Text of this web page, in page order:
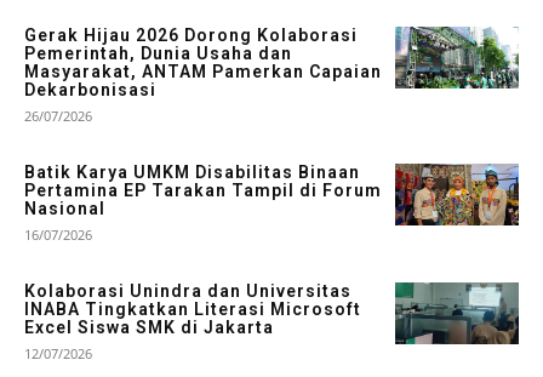
Gerak Hijau 2026 Dorong Kolaborasi
Pemerintah, Dunia Usaha dan
Masyarakat, ANTAM Pamerkan Capaian
Dekarbonisasi
26/07/2026
Batik Karya UMKM Disabilitas Binaan
Pertamina EP Tarakan Tampil di Forum
Nasional
16/07/2026
Kolaborasi Unindra dan Universitas
INABA Tingkatkan Literasi Microsoft
Excel Siswa SMK di Jakarta
12/07/2026